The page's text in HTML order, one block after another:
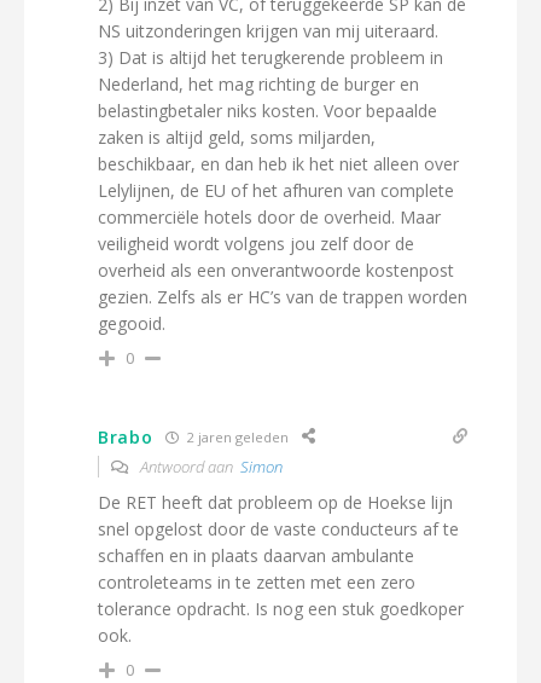
NS uitzonderingen krijgen van mij uiteraard.
3) Dat is altijd het terugkerende probleem in
Nederland, het mag richting de burger en
belastingbetaler niks kosten. Voor bepaalde
zaken is altijd geld, soms miljarden,
beschikbaar, en dan heb ik het niet alleen over
Lelylijnen, de EU of het afhuren van complete
commerciële hotels door de overheid. Maar
veiligheid wordt volgens jou zelf door de
overheid als een onverantwoorde kostenpost
gezien. Zelfs als er HC’s van de trappen worden
gegooid.
0
Brabo 2 jaren geleden
Antwoord aan Simon
De RET heeft dat probleem op de Hoekse lijn
snel opgelost door de vaste conducteurs af te
schaffen en in plaats daarvan ambulante
controleteams in te zetten met een zero
tolerance opdracht. Is nog een stuk goedkoper
ook.
0